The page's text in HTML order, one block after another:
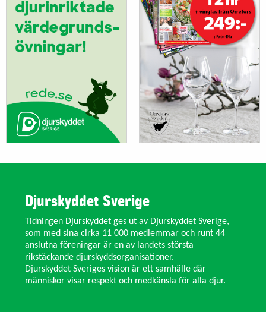
Djurskyddet Sverige
Tidningen Djurskyddet ges ut av Djurskyddet Sverige,
som med sina cirka 11 000 medlemmar och runt 44
anslutna föreningar är en av landets största
rikstäckande djurskyddsorganisationer.
Djurskyddet Sveriges vision är ett samhälle där
människor visar respekt och medkänsla för alla djur.